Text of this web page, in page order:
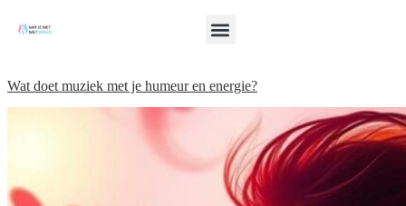
Wat doet muziek met je humeur en energie?